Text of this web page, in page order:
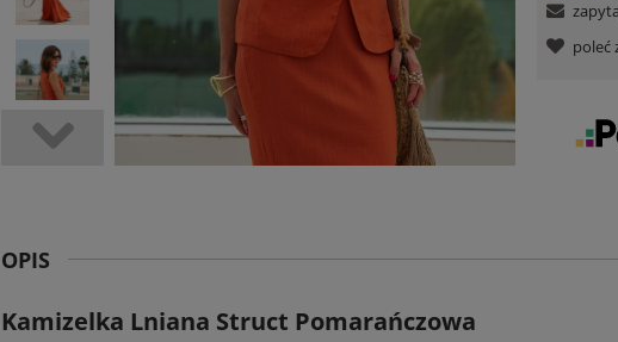
poleć
OPIS
Kamizelka Lniana Struct Pomarańczowa